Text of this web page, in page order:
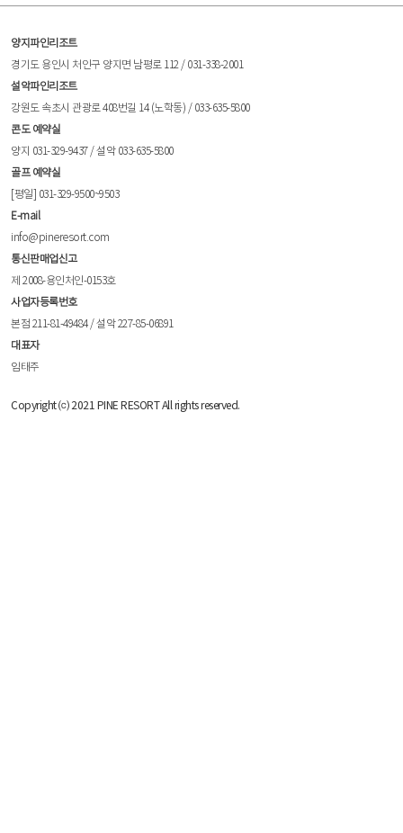
양지파인리조트
경기도 용인시 처인구 양지면 남평로 112 / 031-338-2001
설악파인리조트
강원도 속초시 관광로 408번길 14 (노학동) / 033-635-5800
콘도 예약실
양지 031-329-9437 / 설악 033-635-5800
골프 예약실
[평일] 031-329-9500~9503
E-mail
info@pineresort.com
통신판매업신고
제 2008-용인처인-0153호
사업자등록번호
본점 211-81-49484 / 설악 227-85-06891
대표자
임태주
Copyright ⒞ 2021 PINE RESORT All rights reserved.